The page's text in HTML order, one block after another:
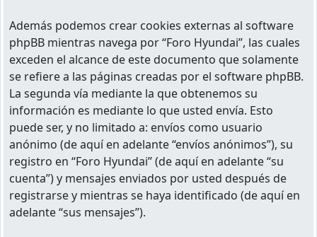
Además podemos crear cookies externas al software
phpBB mientras navega por “Foro Hyundai”, las cuales
exceden el alcance de este documento que solamente
se refiere a las páginas creadas por el software phpBB.
La segunda vía mediante la que obtenemos su
información es mediante lo que usted envía. Esto
puede ser, y no limitado a: envíos como usuario
anónimo (de aquí en adelante “envíos anónimos”), su
registro en “Foro Hyundai” (de aquí en adelante “su
cuenta”) y mensajes enviados por usted después de
registrarse y mientras se haya identificado (de aquí en
adelante “sus mensajes”).